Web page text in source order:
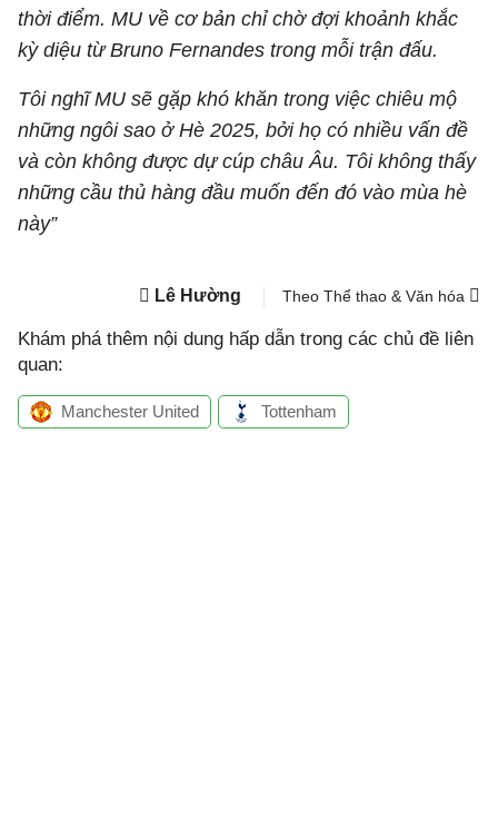
thời điểm. MU về cơ bản chỉ chờ đợi khoảnh khắc
kỳ diệu từ Bruno Fernandes trong mỗi trận đấu.
Tôi nghĩ MU sẽ gặp khó khăn trong việc chiêu mộ
những ngôi sao ở Hè 2025, bởi họ có nhiều vấn đề
và còn không được dự cúp châu Âu. Tôi không thấy
những cầu thủ hàng đầu muốn đến đó vào mùa hè
này”
Lê Hường Theo Thể thao & Văn hóa
Khám phá thêm nội dung hấp dẫn trong các chủ đề liên
quan:
Manchester United Tottenham